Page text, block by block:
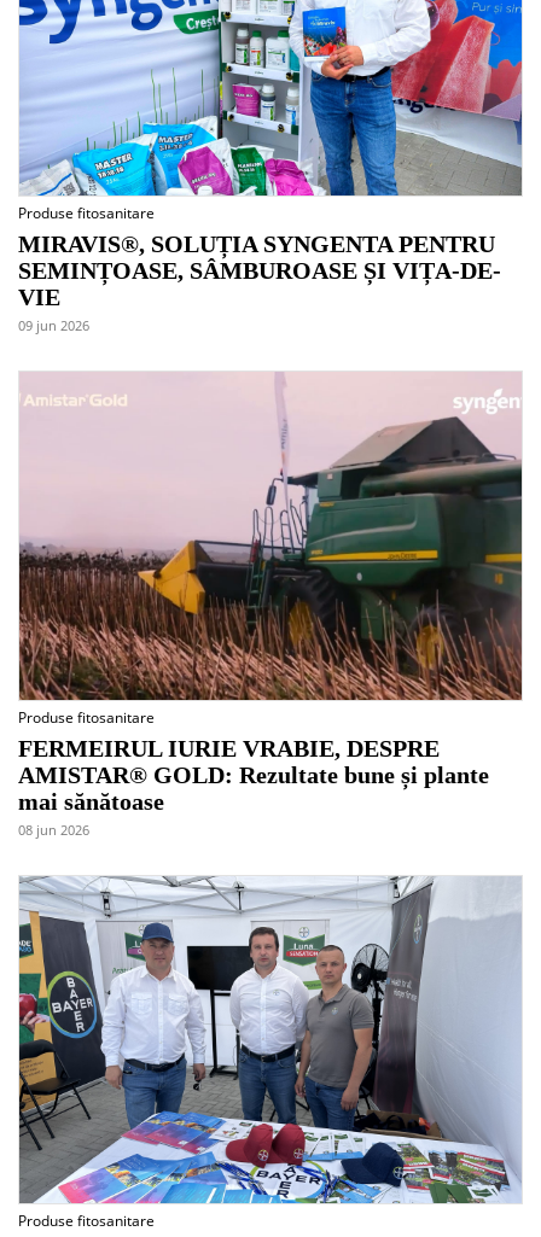
Produse fitosanitare
MIRAVIS®, SOLUȚIA SYNGENTA PENTRU
SEMINȚOASE, SÂMBUROASE ȘI VIȚA-DE-
VIE
09 jun 2026
Produse fitosanitare
FERMEIRUL IURIE VRABIE, DESPRE
AMISTAR® GOLD: Rezultate bune și plante
mai sănătoase
08 jun 2026
Produse fitosanitare